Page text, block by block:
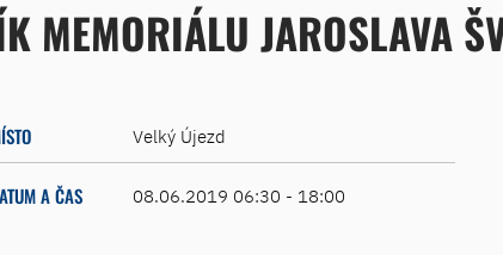
MEMORIÁLU JAROSLAVA
Velký Újezd
A ČAS 08.06.2019 06:30 - 18:00